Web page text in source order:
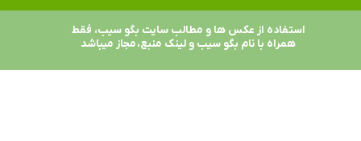
استفاده از عکس ها و مطالب سایت بگو سیب، فقط
همراه با نام بگو سیب و لینک منبع، مجاز میباشد